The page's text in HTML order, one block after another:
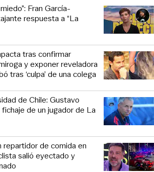
Fran García-
respuesta a “La
tras confirmar
y exponer reveladora
tras ‘culpa’ de una colega
de Chile: Gustavo
de un jugador de La
repartidor de comida en
salió eyectado y